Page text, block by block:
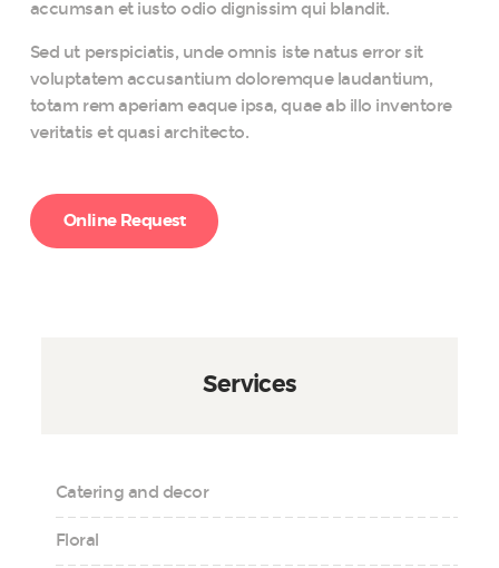
accumsan et iusto odio dignissim qui blandit.
Sed ut perspiciatis, unde omnis iste natus error sit
voluptatem accusantium doloremque laudantium,
totam rem aperiam eaque ipsa, quae ab illo inventore
veritatis et quasi architecto.
Online Request
Services
Catering and decor
Floral